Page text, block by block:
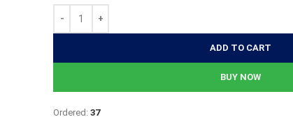
1,955৳.
ADD TO CART
BUY NOW
Ordered: 37